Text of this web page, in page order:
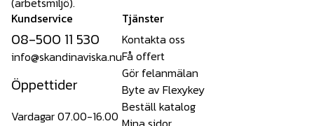
Kundservice
08-500 11 530
info@skandinaviska.nu
Öppettider
Vardagar 07.00-16.00
Tjänster
Kontakta oss
Få offert
Gör felanmälan
Byte av Flexykey
Beställ katalog